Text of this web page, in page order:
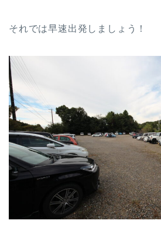
それでは早速出発しましょう！